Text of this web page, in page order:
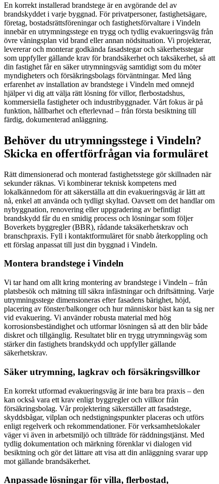
En korrekt installerad brandstege är en avgörande del av
brandskyddet i varje byggnad. För privatpersoner, fastighetsägare,
företag, bostadsrättsföreningar och fastighetsförvaltare i Vindeln
innebär en utrymningsstege en trygg och tydlig evakueringsväg från
övre våningsplan vid brand eller annan nödsituation. Vi projekterar,
levererar och monterar godkända fasadstegar och säkerhetsstegar
som uppfyller gällande krav för brandsäkerhet och taksäkerhet, så att
din fastighet får en säker utrymningsväg samtidigt som du möter
myndigheters och försäkringsbolags förväntningar. Med lång
erfarenhet av installation av brandstege i Vindeln med omnejd
hjälper vi dig att välja rätt lösning för villor, flerbostadshus,
kommersiella fastigheter och industribyggnader. Vårt fokus är på
funktion, hållbarhet och efterlevnad – från första besiktning till
färdig, dokumenterad anläggning.
Behöver du utrymningsstege i Vindeln?
Skicka en offertförfrågan via formuläret
Rätt dimensionerad och monterad fastighetsstege gör skillnaden när
sekunder räknas. Vi kombinerar teknisk kompetens med
lokalkännedom för att säkerställa att din evakueringsväg är lätt att
nå, enkel att använda och tydligt skyltad. Oavsett om det handlar om
nybyggnation, renovering eller uppgradering av befintligt
brandskydd får du en smidig process och lösningar som följer
Boverkets byggregler (BBR), rådande taksäkerhetskrav och
branschpraxis. Fyll i kontaktformuläret för snabb återkoppling och
ett förslag anpassat till just din byggnad i Vindeln.
Montera brandstege i Vindeln
Vi tar hand om allt kring montering av brandstege i Vindeln – från
platsbesök och mätning till säkra infästningar och driftsättning. Varje
utrymningsstege dimensioneras efter fasadens bärighet, höjd,
placering av fönster/balkonger och hur människor bäst kan ta sig ner
vid evakuering. Vi använder robusta material med hög
korrosionsbeständighet och utformar lösningen så att den blir både
diskret och tillgänglig. Resultatet blir en trygg utrymningsväg som
stärker din fastighets brandskydd och uppfyller gällande
säkerhetskrav.
Säker utrymning, lagkrav och försäkringsvillkor
En korrekt utformad evakueringsväg är inte bara bra praxis – den
kan också vara ett krav enligt byggregler och villkor från
försäkringsbolag. Vår projektering säkerställer att fasadstege,
skyddsbågar, vilplan och nedstigningspunkter placeras och utförs
enligt regelverk och rekommendationer. För verksamhetslokaler
väger vi även in arbetsmiljö och tillträde för räddningstjänst. Med
tydlig dokumentation och märkning förenklar vi dialogen vid
besiktning och gör det lättare att visa att din anläggning svarar upp
mot gällande brandsäkerhet.
Anpassade lösningar för villa, flerbostad,